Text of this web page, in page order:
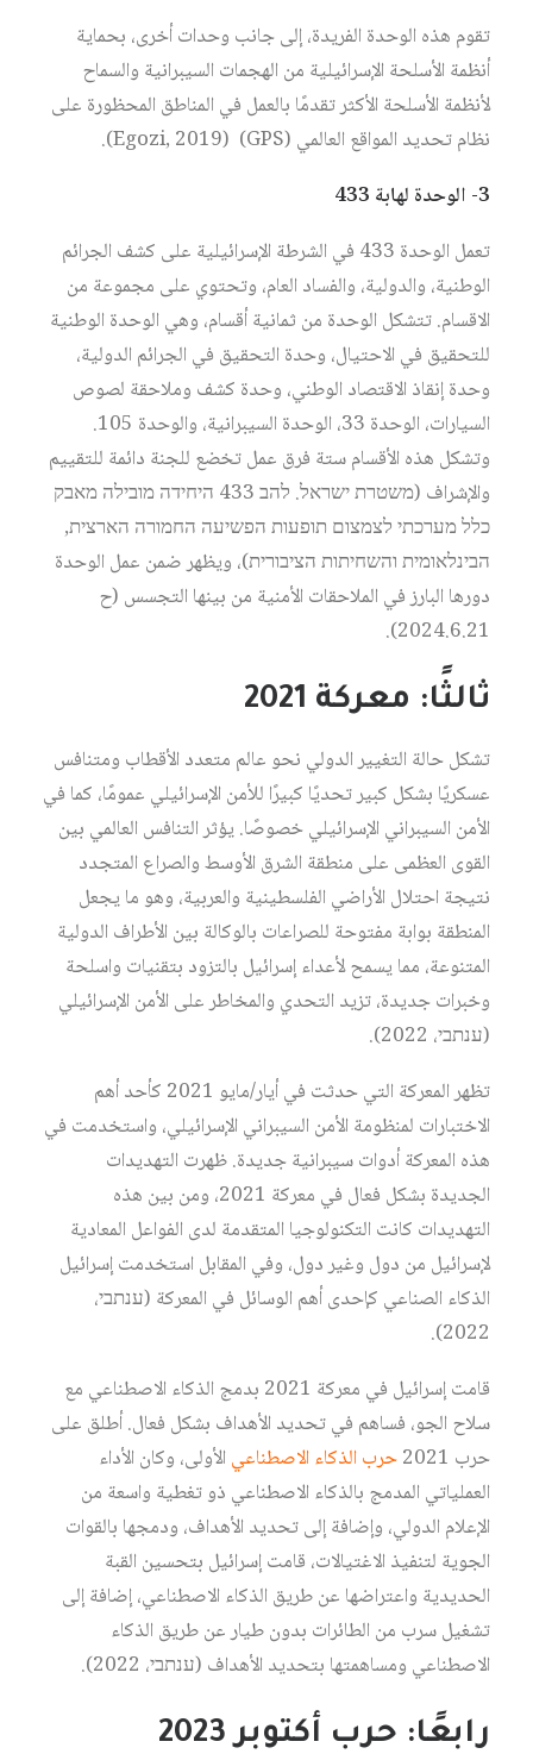
تقوم هذه الوحدة الفريدة، إلى جانب وحدات أخرى، بحماية
أنظمة الأسلحة الإسرائيلية من الهجمات السيبرانية والسماح
لأنظمة الأسلحة الأكثر تقدمًا بالعمل في المناطق المحظورة على
نظام تحديد المواقع العالمي (GPS) (Egozi, 2019).
3- الوحدة لهابة 433
تعمل الوحدة 433 في الشرطة الإسرائيلية على كشف الجرائم
الوطنية، والدولية، والفساد العام، وتحتوي على مجموعة من
الاقسام. تتشكل الوحدة من ثمانية أقسام، وهي الوحدة الوطنية
للتحقيق في الاحتيال، وحدة التحقيق في الجرائم الدولية،
وحدة إنقاذ الاقتصاد الوطني، وحدة كشف وملاحقة لصوص
السيارات، الوحدة 33، الوحدة السيبرانية، والوحدة 105.
وتشكل هذه الأقسام ستة فرق عمل تخضع للجنة دائمة للتقييم
والإشراف (משטרת ישראל. להב 433 היחידה מובילה מאבק
כלל מערכתי לצמצום תופעות הפשיעה החמורה הארצית,
הבינלאומית והשחיתות הציבורית)، ويظهر ضمن عمل الوحدة
دورها البارز في الملاحقات الأمنية من بينها التجسس (ح
2024.6.21).
ثالثًا: معركة 2021
تشكل حالة التغيير الدولي نحو عالم متعدد الأقطاب ومتنافس
عسكريًا بشكل كبير تحديًا كبيرًا للأمن الإسرائيلي عمومًا، كما في
الأمن السيبراني الإسرائيلي خصوصًا. يؤثر التنافس العالمي بين
القوى العظمى على منطقة الشرق الأوسط والصراع المتجدد
نتيجة احتلال الأراضي الفلسطينية والعربية، وهو ما يجعل
المنطقة بوابة مفتوحة للصراعات بالوكالة بين الأطراف الدولية
المتنوعة، مما يسمح لأعداء إسرائيل بالتزود بتقنيات واسلحة
وخبرات جديدة، تزيد التحدي والمخاطر على الأمن الإسرائيلي
(ענתבי، 2022).
تظهر المعركة التي حدثت في أيار/مايو 2021 كأحد أهم
الاختبارات لمنظومة الأمن السيبراني الإسرائيلي، واستخدمت في
هذه المعركة أدوات سيبرانية جديدة. ظهرت التهديدات
الجديدة بشكل فعال في معركة 2021، ومن بين هذه
التهديدات كانت التكنولوجيا المتقدمة لدى الفواعل المعادية
لإسرائيل من دول وغير دول، وفي المقابل استخدمت إسرائيل
الذكاء الصناعي كإحدى أهم الوسائل في المعركة (ענתבי،
2022).
قامت إسرائيل في معركة 2021 بدمج الذكاء الاصطناعي مع
سلاح الجو، فساهم في تحديد الأهداف بشكل فعال. أطلق على
حرب 2021
حرب الذكاء الاصطناعي الأولى، وكان الأداء
العملياتي المدمج بالذكاء الاصطناعي ذو تغطية واسعة من
الإعلام الدولي، وإضافة إلى تحديد الأهداف، ودمجها بالقوات
الجوية لتنفيذ الاغتيالات، قامت إسرائيل بتحسين القبة
الحديدية واعتراضها عن طريق الذكاء الاصطناعي، إضافة إلى
تشغيل سرب من الطائرات بدون طيار عن طريق الذكاء
الاصطناعي ومساهمتها بتحديد الأهداف (ענתבי، 2022).
رابعًا: حرب أكتوبر 2023